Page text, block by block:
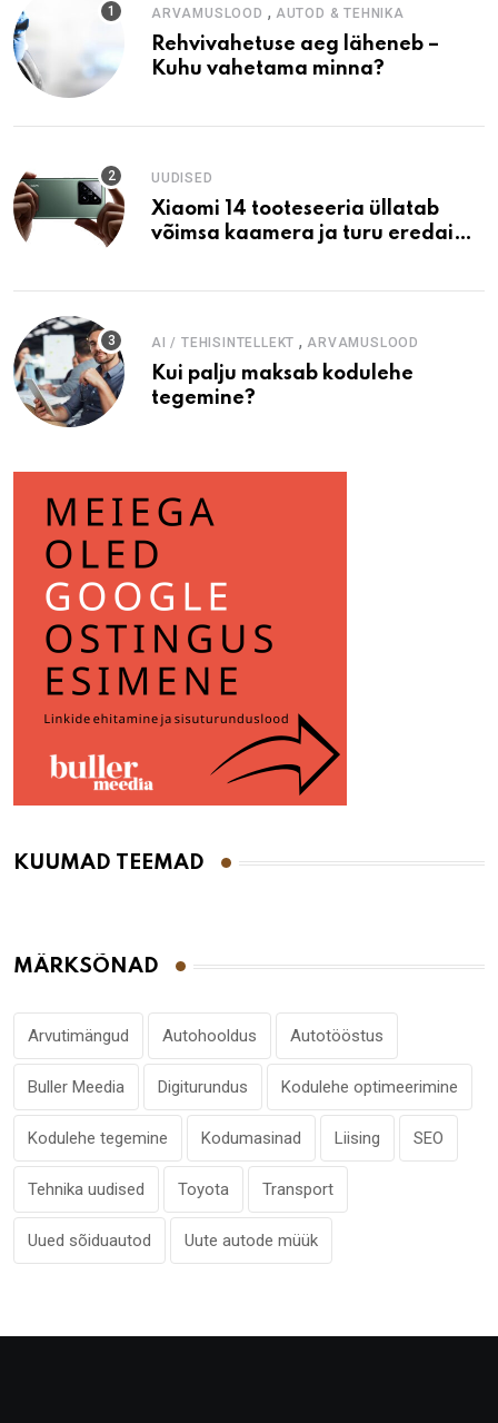
ARVAMUSLOOD , AUTOD & TEHNIKA
Rehvivahetuse aeg läheneb –
Kuhu vahetama minna?
UUDISED
Xiaomi 14 tooteseeria üllatab
võimsa kaamera ja turu eredaima
AI / TEHISINTELLEKT ,ARVAMUSLOOD
Kui palju maksab kodulehe
tegemine?
KUUMAD TEEMAD
MÄRKSÕNAD
Arvutimängud Autohooldus Autotööstus
Buller Meedia Digiturundus Kodulehe optimeerimine
Kodulehe tegemine Kodumasinad Liising SEO
Tehnika uudised Toyota Transport
Uued sõiduautod Uute autode müük